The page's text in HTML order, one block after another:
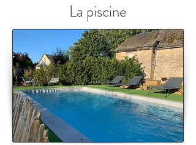
La piscine